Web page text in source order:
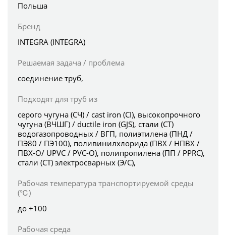
Польша
Бренд
INTEGRA (INTEGRA)
Решаемая задача / проблема
соединение труб,
Подходят для труб из
серого чугуна (СЧ) / cast iron (CI), высокопрочного
чугуна (ВЧШГ) / ductile iron (GJS), стали (СТ)
водогазопроводных / ВГП, полиэтилена (ПНД /
ПЭ80 / ПЭ100), поливинилхлорида (ПВХ / НПВХ /
ПВХ-О/ UPVC / PVC-O), полипропилена (ПП / PPRC),
стали (СТ) электросварных (Э/С),
Рабочая температура транспортируемой среды
(℃)
до +100
Рабочая среда